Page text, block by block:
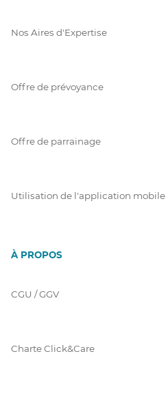
Nos Aires d'Expertise
Offre de prévoyance
Offre de parrainage
Utilisation de l'application mobile
À PROPOS
CGU / GGV
Charte Click&Care